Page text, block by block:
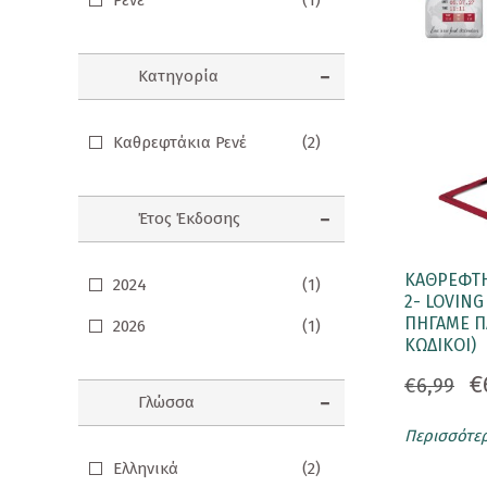
ΠΑΙΔΙΑ
Εικονογραφημένα Παραμύθια
Ηχογραφημένες Ιστορίες
Κλασικά Παραμύθια
Kομικ
Ξενόγλωσσα Παιδικά
Ταξιδιωτικά Βιβλία
Κατηγορία
Καθρεφτάκια Ρενέ (2)
Έτος Έκδοσης
2024 (1)
2026 (1)
Γλώσσα
Ελληνικά (2)
2-
ΠΗΓΑΜΕ
ΚΩΔΙΚΟΙ)
€6,99